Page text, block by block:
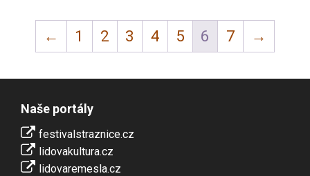
← 1 2 3 4 5 6 7 →
Naše portály
festivalstraznice.cz
lidovakultura.cz
lidovaremesla.cz